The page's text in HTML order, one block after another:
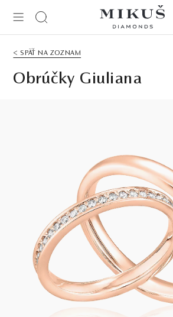
< SPÄŤ NA ZOZNAM
Obrúčky Giuliana